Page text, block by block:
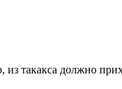
из такакса должно